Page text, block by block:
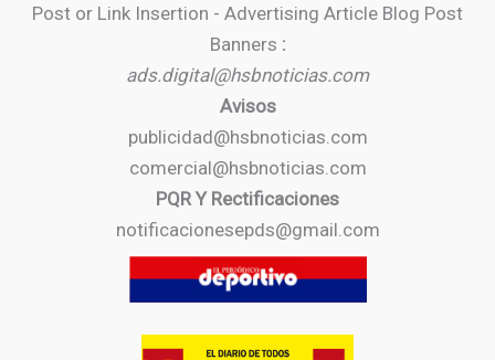
Post or Link Insertion - Advertising Article Blog Post
Banners :
ads.digital@hsbnoticias.com
Avisos
publicidad@hsbnoticias.com
comercial@hsbnoticias.com
PQR Y Rectificaciones
notificacionesepds@gmail.com